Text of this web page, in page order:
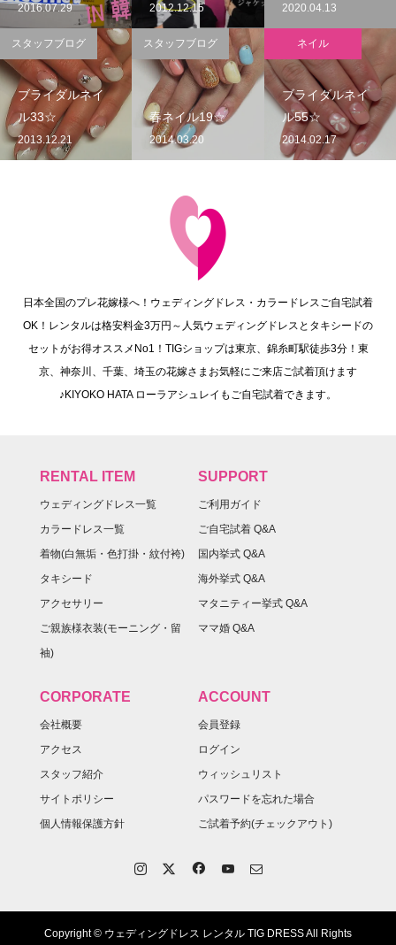
2016.07.29 2012.12.15 2020.04.13
ブライダルネイ
ル33☆
2013.12.21
スタッフブログ
春ネイル19☆
2014.03.20
スタッフブログ
ブライダルネイ
ル55☆
2014.02.17
ネイル
日本全国のプレ花嫁様へ！ウェディングドレス・カラードレスご自宅試着
OK！レンタルは格安料金3万円～人気ウェディングドレスとタキシードの
セットがお得オススメNo1！TIGショップは東京、錦糸町駅徒歩3分！東
京、神奈川、千葉、埼玉の花嫁さまお気軽にご来店ご試着頂けます
♪KIYOKO HATA ローラアシュレイもご自宅試着できます。
RENTAL ITEM
ウェディングドレス一覧
カラードレス一覧
着物(白無垢・色打掛・紋付袴)
タキシード
アクセサリー
ご親族様衣装(モーニング・留
袖)
SUPPORT
ご利用ガイド
ご自宅試着 Q&A
国内挙式 Q&A
海外挙式 Q&A
マタニティー挙式 Q&A
ママ婚 Q&A
CORPORATE
会社概要
アクセス
スタッフ紹介
サイトポリシー
個人情報保護方針
ACCOUNT
会員登録
ログイン
ウィッシュリスト
パスワードを忘れた場合
ご試着予約(チェックアウト)
Copyright © ウェディングドレス レンタル TIG DRESS All Rights